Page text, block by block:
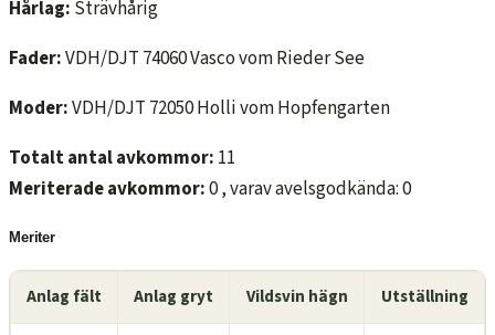
Hårlag: Strävhårig
Fader:VDH/DJT 74060 Vasco vom Rieder See
Moder:VDH/DJT 72050 Holli vom Hopfengarten
Totalt antal avkommor: 11
Meriterade avkommor:0 , varav avelsgodkända: 0
Meriter
Anlag fält Anlag gryt Vildsvin hägn Utställning